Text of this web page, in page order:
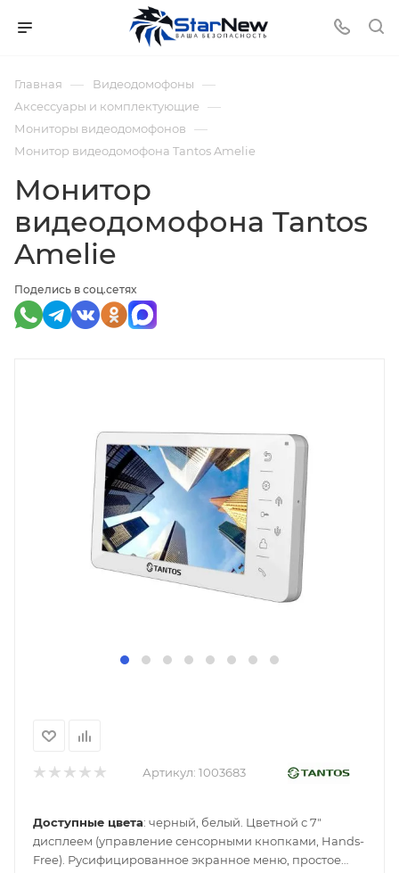
Главная — Видеодомофоны —
Аксессуары и комплектующие —
Мониторы видеодомофонов —
Монитор видеодомофона Tantos Amelie
Поделись в соц.сетях
Монитор
видеодомофона Tantos
Amelie
Артикул: 1003683
Доступные цвета: черный, белый. Цветной с 7"
дисплеем (управление сенсорными кнопками, Hands-
Free). Русифицированное экранное меню, простое